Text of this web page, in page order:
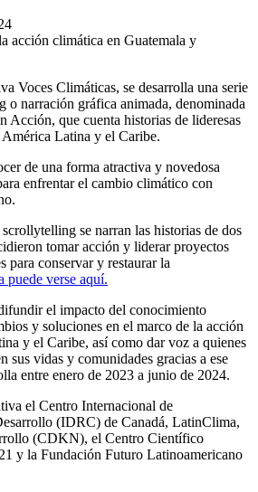
Voces Climáticas, se desarrolla una serie
o narración gráfica animada, denominada
Acción, que cuenta historias de lideresas
Latina y el Caribe.
de una forma atractiva y novedosa
enfrentar el cambio climático con
se narran las historias de dos
tomar acción y liderar proyectos
para conservar y restaurar la
puede verse aquí.
el impacto del conocimiento
y soluciones en el marco de la acción
y el Caribe, así como dar voz a quienes
sus vidas y comunidades gracias a ese
entre enero de 2023 a junio de 2024.
el Centro Internacional de
(IDRC) de Canadá, LatinClima,
(CDKN), el Centro Científico
y la Fundación Futuro Latinoamericano